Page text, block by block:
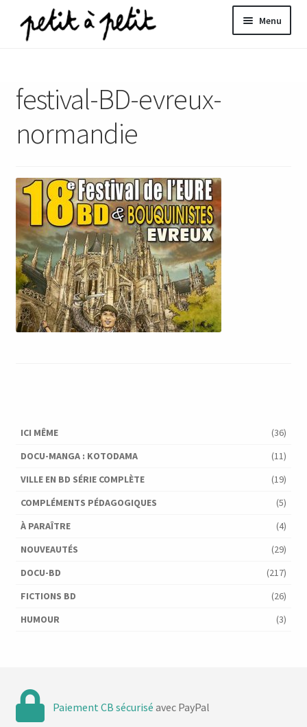
Aller
à
Aller
au
Menu
festival-BD-evreux-
normandie
ICI MÊME
(36)
DOCU-MANGA : KOTODAMA
(11)
VILLE EN BD SÉRIE COMPLÈTE
(19)
COMPLÉMENTS PÉDAGOGIQUES
(5)
À PARAÎTRE
(4)
NOUVEAUTÉS
(29)
DOCU-BD
(217)
FICTIONS BD
(26)
HUMOUR
(3)
Paiement CB sécurisé avec PayPal